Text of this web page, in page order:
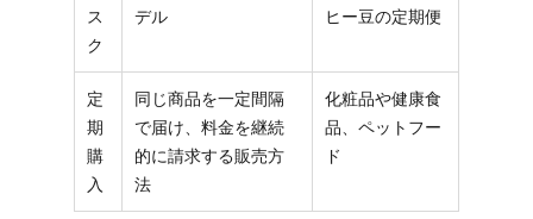
ス
ク
デル
ヒー豆の定期便
定
期
購
入
同じ商品を一定間隔
で届け、料金を継続
的に請求する販売方
法
化粧品や健康食
品、ペットフー
ド